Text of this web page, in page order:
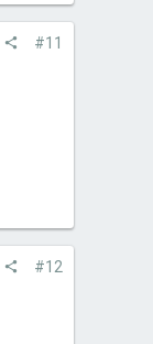
#11
#12